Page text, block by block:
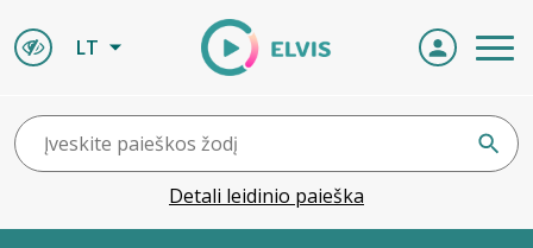
LT
Detali leidinio paieška